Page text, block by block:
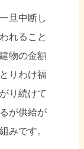
旦中断し
れること
物の金額
りわけ福
り続けて
が供給が
みです。